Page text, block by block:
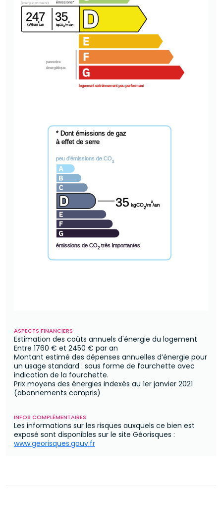
passoire
énergétique
logement extrêmement peu performant
(énergie primaire)
247
kWh/m²/an
émissions*
35
kgCO2/m²/an
* Dont émissions de gaz
à effet de serre
peu d'émissions de CO2
émissions de CO2 très importantes
35 kgCO
2
/m²/an
ASPECTS FINANCIERS
Estimation des coûts annuels d'énergie du logement
Entre 1760 € et 2450 € par an
Montant estimé des dépenses annuelles d’énergie pour
un usage standard : sous forme de fourchette avec
indication de la fourchette.
Prix moyens des énergies indexés au 1er janvier 2021
(abonnements compris)
INFOS COMPLÉMENTAIRES
Les informations sur les risques auxquels ce bien est
exposé sont disponibles sur le site Géorisques :
www.georisques.gouv.fr